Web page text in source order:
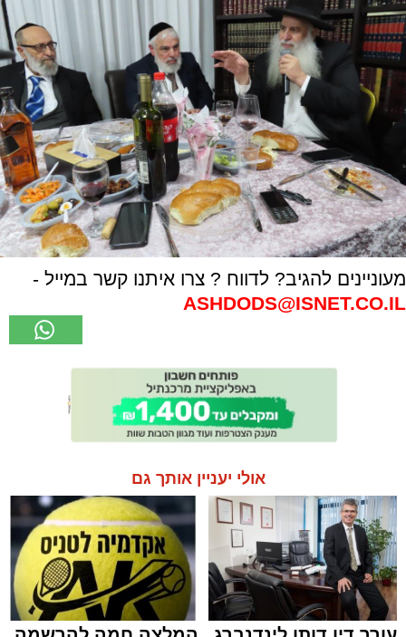
מעוניינים להגיב? לדווח ? צרו איתנו קשר במייל -
ASHDODS@ISNET.CO.IL
אולי יעניין אותך גם